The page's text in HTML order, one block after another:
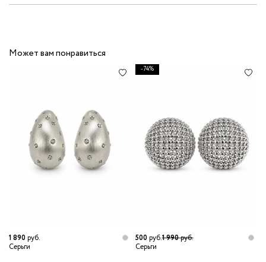
Может вам понравиться
1 890руб.
Серьги
-74%
500руб.1 990руб.
Серьги